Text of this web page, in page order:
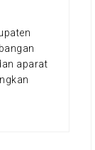
aparat